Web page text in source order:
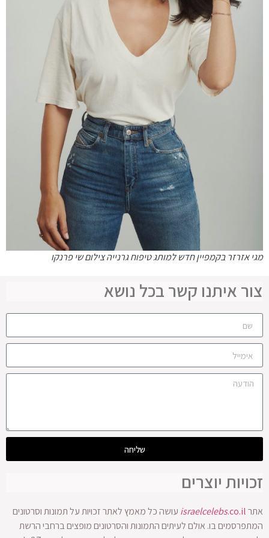
מגי אזרזר בקמפיין חדש למותג טיפוח גרנייה צילום שי פרנקו
צור איתנו קשר בכל נושא
שליחה
זכויות יוצרים
אתר israelcelebs.co.il
עושה כל מאמץ לאתר זכויות על תמונות וסרטונים
המתפרסמים בו. אולם לעיתים התמונות והסרטונים מופצים ברחבי הרשת